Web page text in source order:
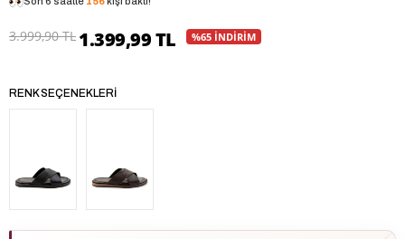
3.999,90 TL 1.399,99 TL %65 İNDİRİM
RENK SEÇENEKLERI